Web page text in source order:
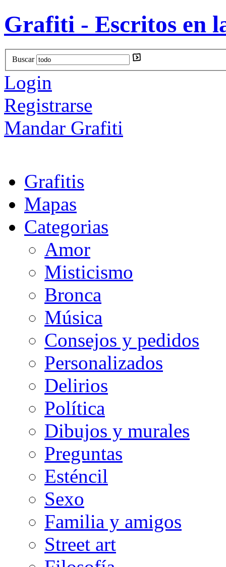
Grafiti - Escritos en
Buscar
Login
Registrarse
Mandar Grafiti
Grafitis
Mapas
Categorias
Amor
Misticismo
Bronca
Música
Consejos y pedidos
Personalizados
Delirios
Política
Dibujos y murales
Preguntas
Esténcil
Sexo
Familia y amigos
Street art